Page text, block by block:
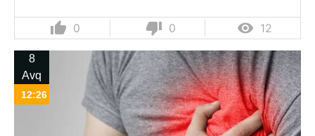
thumb_up 0 thumb_down 0  12
8
Avq
12:26